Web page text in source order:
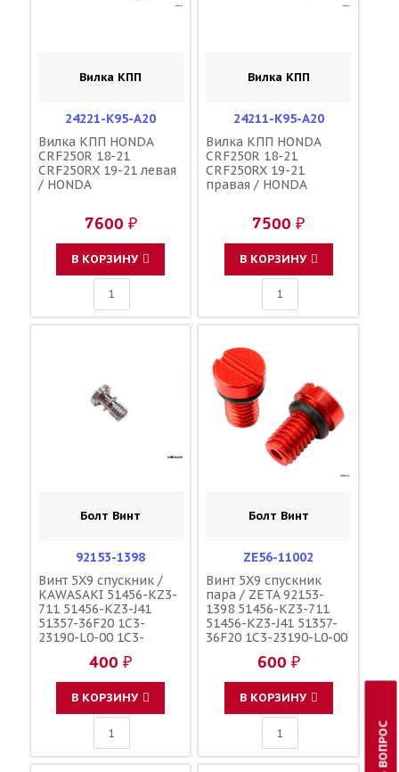
Вилка КПП
24221-K95-A20
Вилка КПП HONDA
CRF250R 18-21
CRF250RX 19-21 левая
/ HONDA
7600 ₽
В КОРЗИНУ
Вилка КПП
24211-K95-A20
Вилка КПП HONDA
CRF250R 18-21
CRF250RX 19-21
правая / HONDA
7500 ₽
В КОРЗИНУ
Болт Винт
92153-1398
Винт 5X9 спускник /
KAWASAKI 51456-KZ3-
711 51456-KZ3-J41
51357-36F20 1C3-
23190-L0-00 1C3-
110090000601
110090000501
F45300001
400 ₽
В КОРЗИНУ
Болт Винт
ZE56-11002
Винт 5X9 спускник
пара / ZETA 92153-
1398 51456-KZ3-711
51456-KZ3-J41 51357-
36F20 1C3-23190-L0-00
110090000601
110090000501
F45300001
600 ₽
В КОРЗИНУ